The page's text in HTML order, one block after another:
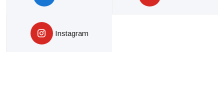
Instagram